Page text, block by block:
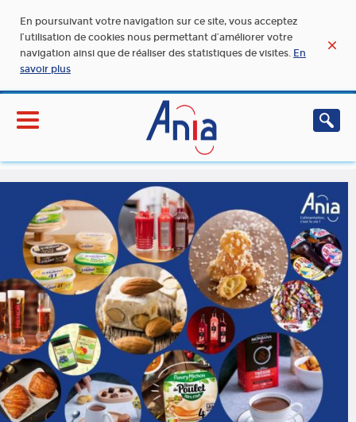
En poursuivant votre navigation sur ce site, vous acceptez
l’utilisation de cookies nous permettant d’améliorer votre
navigation ainsi que de réaliser des statistiques de visites. En
savoir plus